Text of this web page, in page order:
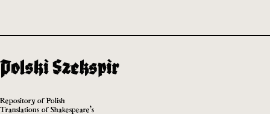
Repository of Polish
Translations of Shakespeare’s